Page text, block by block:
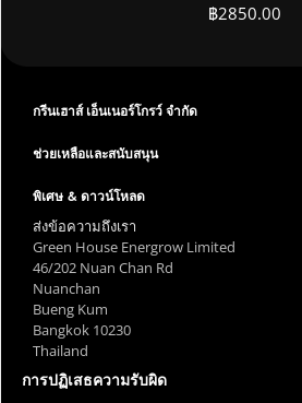
฿2850.00
กรีนเฮาส์ เอ็นเนอร์โกรว์ จำกัด
ช่วยเหลือและสนับสนุน
พิเศษ & ดาวน์โหลด
ส่งข้อความถึงเรา
Green House Energrow Limited
46/202 Nuan Chan Rd
Nuanchan
Bueng Kum
Bangkok 10230
Thailand
การปฏิเสธความรับผิด